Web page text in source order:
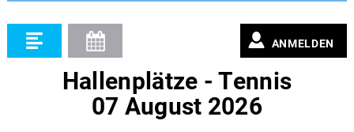
ANMELDEN
Hallenplätze - Tennis
07 August 2026